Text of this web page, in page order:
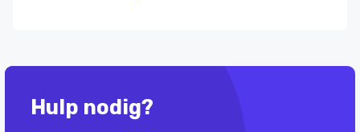
Hulp nodig?